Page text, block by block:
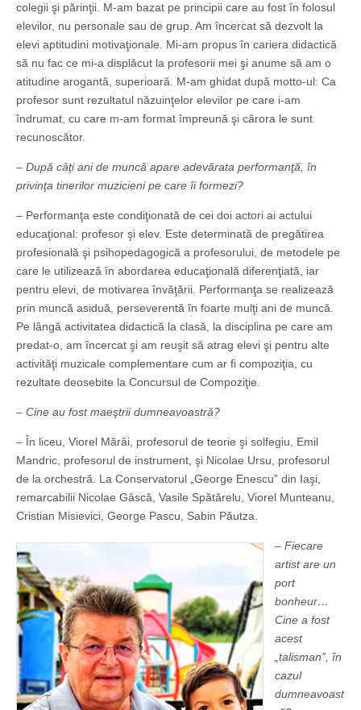
colegii şi părinţii. M-am bazat pe principii care au fost în folosul
elevilor, nu personale sau de grup. Am încercat să dezvolt la
elevi aptitudini motivaţionale. Mi-am propus în cariera didactică
să nu fac ce mi-a displăcut la profesorii mei şi anume să am o
atitudine arogantă, superioară. M-am ghidat după motto-ul: Ca
profesor sunt rezultatul năzuinţelor elevilor pe care i-am
îndrumat, cu care m-am format împreună şi cărora le sunt
recunoscător.
– După câţi ani de muncă apare adevărata performanţă, în
privinţa tinerilor muzicieni pe care îi formezi?
– Performanţa este condiţionată de cei doi actori ai actului
educaţional: profesor şi elev. Este determinată de pregătirea
profesională şi psihopedagogică a profesorului, de metodele pe
care le utilizează în abordarea educaţională diferenţiată, iar
pentru elevi, de motivarea învăţării. Performanţa se realizează
prin muncă asiduă, perseverentă în foarte mulţi ani de muncă.
Pe lângă activitatea didactică la clasă, la disciplina pe care am
predat-o, am încercat şi am reuşit să atrag elevi şi pentru alte
activităţi muzicale complementare cum ar fi compoziţia, cu
rezultate deosebite la Concursul de Compoziţie.
– Cine au fost maeştrii dumneavoastră?
– În liceu, Viorel Mărâi, profesorul de teorie şi solfegiu, Emil
Mandric, profesorul de instrument, şi Nicolae Ursu, profesorul
de la orchestră. La Conservatorul „George Enescu” din Iaşi,
remarcabilii Nicolae Gâscă, Vasile Spătărelu, Viorel Munteanu,
Cristian Misievici, George Pascu, Sabin Păutza.
– Fiecare
artist are un
port
bonheur…
Cine a fost
acest
„talisman”, în
cazul
dumneavoast